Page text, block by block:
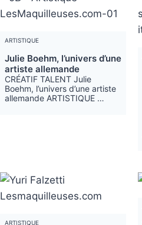
ARTISTIQUE
Julie Boehm, l’univers d’une
artiste allemande
CRÉATIF TALENT Julie
Boehm, l’univers d’une artiste
allemande ARTISTIQUE …
ARTISTIQUE